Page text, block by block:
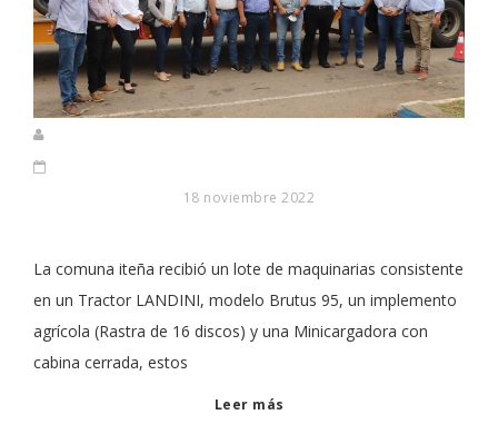
18 noviembre 2022
La comuna iteña recibió un lote de maquinarias consistente
en un Tractor LANDINI, modelo Brutus 95, un implemento
agrícola (Rastra de 16 discos) y una Minicargadora con
cabina cerrada, estos
Leer más